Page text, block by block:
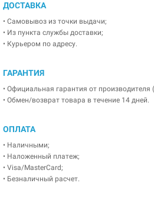
ДОСТАВКА
• Самовывоз из точки выдачи;
• Из пункта службы доставки;
• Курьером по адресу.
ГАРАНТИЯ
• Официальная гарантия от производителя
• Обмен/возврат товара в течение 14 дней.
ОПЛАТА
• Наличными;
• Наложенный платеж;
• Visa/MasterCard;
• Безналичный расчет.